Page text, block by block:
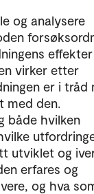
og analysere
virker etter
er i tråd
med den.
både hvilken
utviklet og
erfares og
og hva